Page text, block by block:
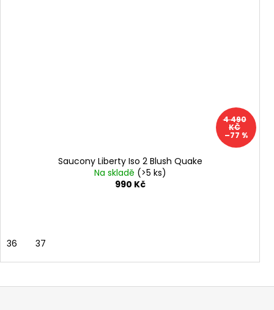
4 490
KČ
–77 %
Saucony Liberty Iso 2 Blush Quake
Na skladě (>5 ks)
990 Kč
36 37